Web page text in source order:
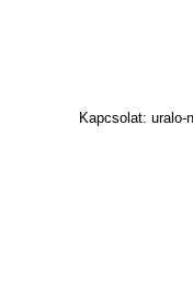
Kapcsolat: uralo-